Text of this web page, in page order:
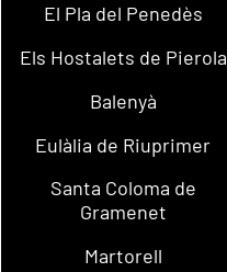
El Pla del Penedès
Els Hostalets de Pierola
Balenyà
Eulàlia de Riuprimer
Santa Coloma de
Gramenet
Martorell